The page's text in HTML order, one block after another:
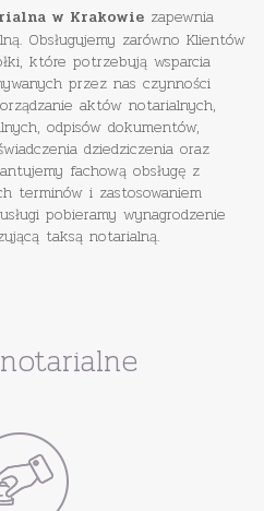
w Krakowiezapewnia
Obsługujemy zarówno Klientów
które potrzebują wsparcia
przez nas czynności
aktów notarialnych,
odpisów dokumentów,
dziedziczenia oraz
fachową obsługę z
terminów i zastosowaniem
pobieramy wynagrodzenie
taksą notarialną.